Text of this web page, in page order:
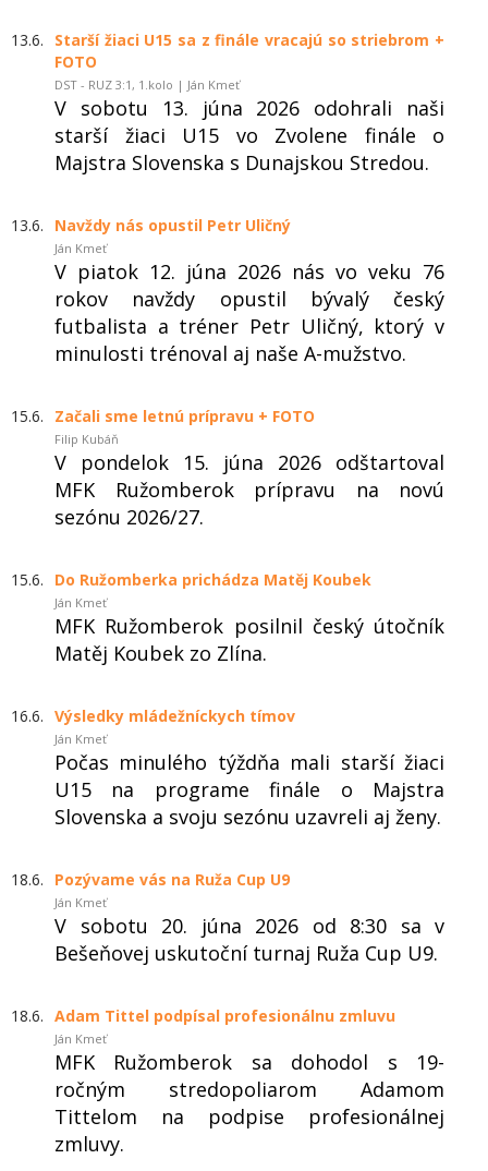
13.6.
Starší žiaci U15 sa z finále vracajú so striebrom +
FOTO
DST - RUZ 3:1, 1.kolo | Ján Kmeť
V sobotu 13. júna 2026 odohrali naši
starší žiaci U15 vo Zvolene finále o
Majstra Slovenska s Dunajskou Stredou.
13.6. Navždy nás opustil Petr Uličný
Ján Kmeť
V piatok 12. júna 2026 nás vo veku 76
rokov navždy opustil bývalý český
futbalista a tréner Petr Uličný, ktorý v
minulosti trénoval aj naše A-mužstvo.
15.6. Začali sme letnú prípravu + FOTO
Filip Kubáň
V pondelok 15. júna 2026 odštartoval
MFK Ružomberok prípravu na novú
sezónu 2026/27.
15.6. Do Ružomberka prichádza Matěj Koubek
Ján Kmeť
MFK Ružomberok posilnil český útočník
Matěj Koubek zo Zlína.
16.6. Výsledky mládežníckych tímov
Ján Kmeť
Počas minulého týždňa mali starší žiaci
U15 na programe finále o Majstra
Slovenska a svoju sezónu uzavreli aj ženy.
18.6. Pozývame vás na Ruža Cup U9
Ján Kmeť
V sobotu 20. júna 2026 od 8:30 sa v
Bešeňovej uskutoční turnaj Ruža Cup U9.
18.6. Adam Tittel podpísal profesionálnu zmluvu
Ján Kmeť
MFK Ružomberok sa dohodol s 19-
ročným stredopoliarom Adamom
Tittelom na podpise profesionálnej
zmluvy.